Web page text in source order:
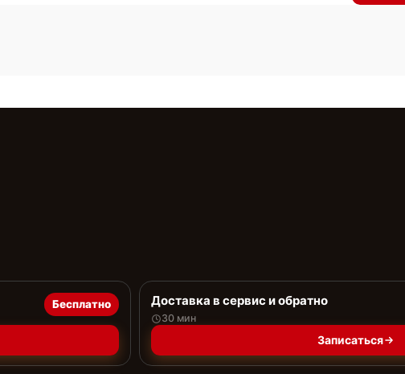
Бесплатно Доставка в сервис и обратно
30 мин
Записаться